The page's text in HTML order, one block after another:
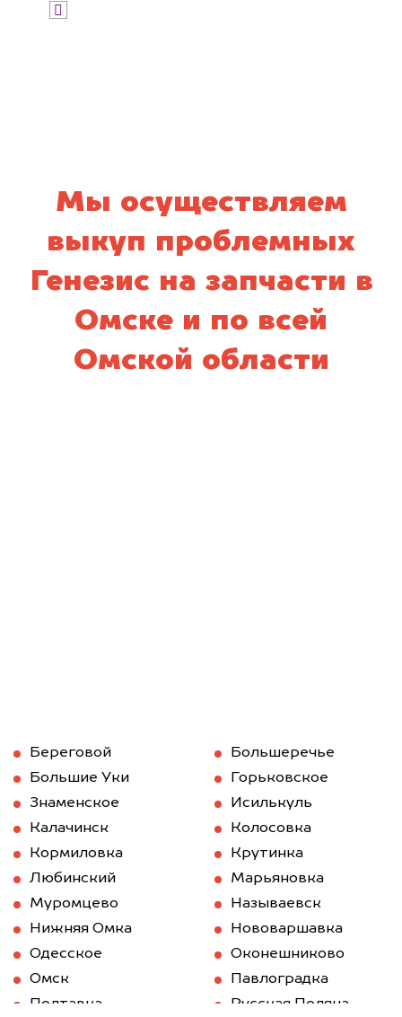
Мы осуществляем
выкуп проблемных
Генезис на запчасти в
Омске и по всей
Омской области
Береговой
Большеречье
Большие Уки
Горьковское
Знаменское
Исилькуль
Калачинск
Колосовка
Кормиловка
Крутинка
Любинский
Марьяновка
Муромцево
Называевск
Нижняя Омка
Нововаршавка
Одесское
Оконешниково
Омск
Павлоградка
Полтавка
Русская Поляна